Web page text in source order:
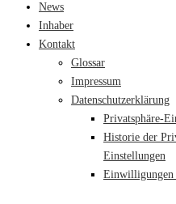
News
Inhaber
Kontakt
Glossar
Impressum
Datenschutzerklärung
Privatsphäre-
Historie der
Einstellungen
Einwilligungen